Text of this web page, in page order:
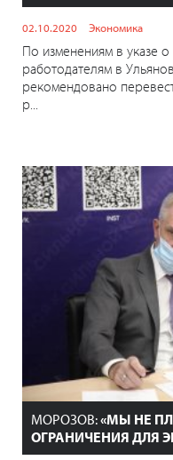
02.10.2020 Экономика
По изменениям в указе
работодателям в
рекомендовано
р...
МОРОЗОВ:«МЫ НЕ
ОГРАНИЧЕНИЯ ДЛЯ